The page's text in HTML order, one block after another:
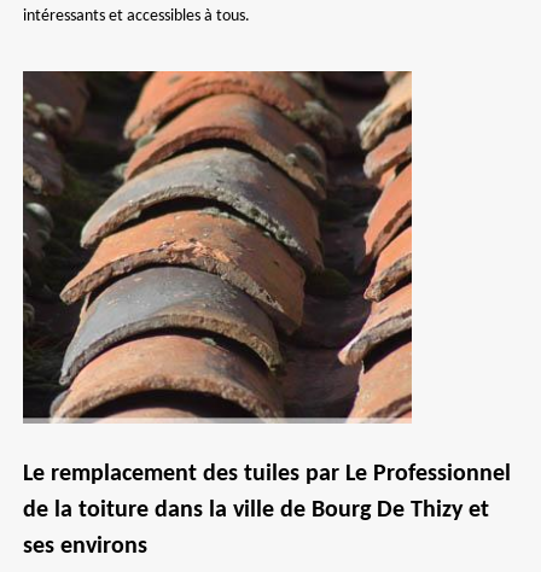
intéressants et accessibles à tous.
Le remplacement des tuiles par Le Professionnel
de la toiture dans la ville de Bourg De Thizy et
ses environs